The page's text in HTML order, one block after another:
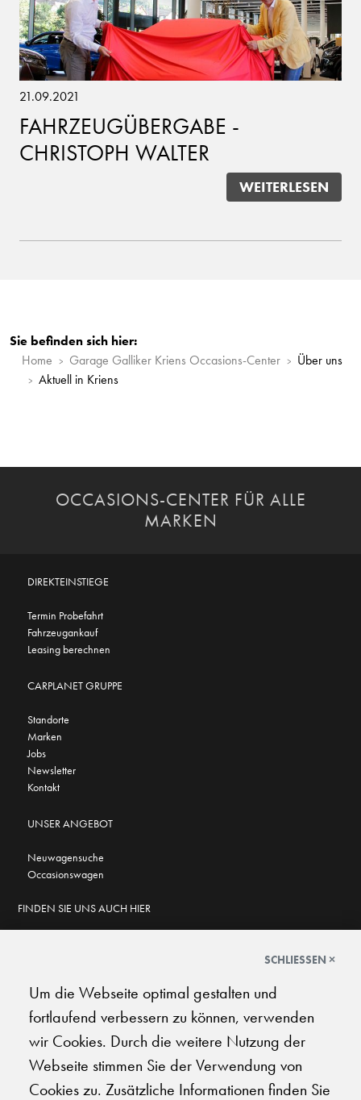
21.09.2021
FAHRZEUGÜBERGABE -
CHRISTOPH WALTER
WEITERLESEN
Sie befinden sich hier:
Home
Garage Galliker Kriens Occasions-Center
Über uns
Aktuell in Kriens
OCCASIONS-CENTER FÜR ALLE
MARKEN
DIREKTEINSTIEGE
Termin Probefahrt
Fahrzeugankauf
Leasing berechnen
CARPLANET GRUPPE
Standorte
Marken
Jobs
Newsletter
Kontakt
UNSER ANGEBOT
Neuwagensuche
Occasionswagen
FINDEN SIE UNS AUCH HIER
4.7 ★★★★★
★★★★★
SCHLIESSEN ×
Um die Webseite optimal gestalten und
fortlaufend verbessern zu können, verwenden
wir Cookies. Durch die weitere Nutzung der
Webseite stimmen Sie der Verwendung von
Cookies zu. Zusätzliche Informationen finden Sie